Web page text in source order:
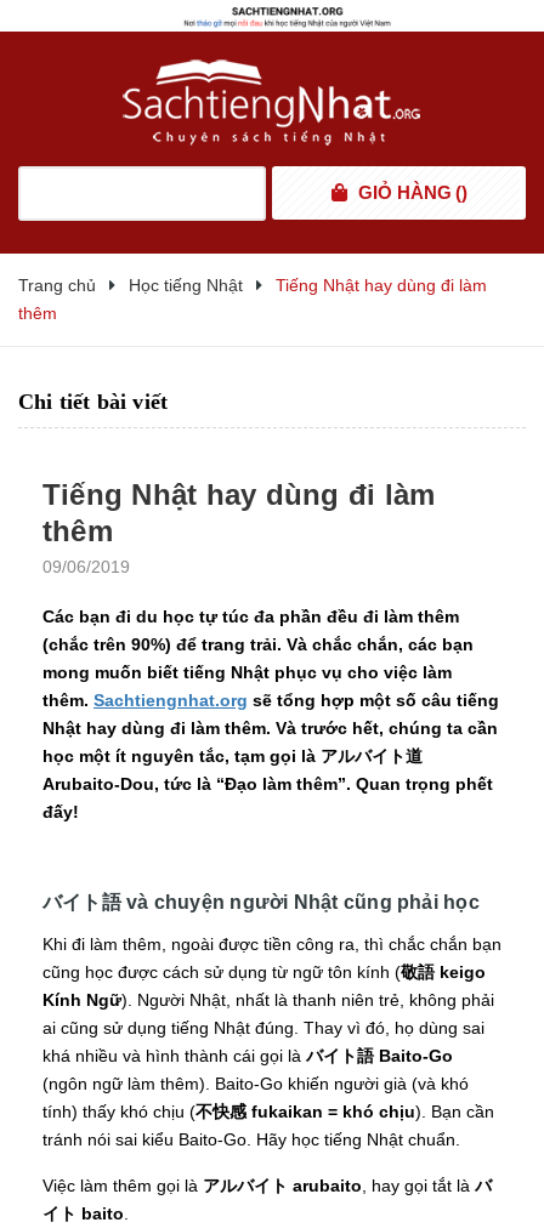
GIỎ HÀNG ()
Trang chủ Học tiếng Nhật
Tiếng Nhật hay dùng đi làm
thêm
Chi tiết bài viết
Tiếng Nhật hay dùng đi làm
thêm
09/06/2019
Các bạn đi du học tự túc đa phần đều đi làm thêm
(chắc trên 90%) để trang trải. Và chắc chắn, các bạn
mong muốn biết tiếng Nhật phục vụ cho việc làm
thêm. Sachtiengnhat.org sẽ tổng hợp một số câu tiếng
Nhật hay dùng đi làm thêm. Và trước hết, chúng ta cần
học một ít nguyên tắc, tạm gọi là アルバイト道
Arubaito-Dou, tức là “Đạo làm thêm”. Quan trọng phết
đấy!
バイト語và chuyện người Nhật cũng phải học
Khi đi làm thêm, ngoài được tiền công ra, thì chắc chắn bạn
cũng học được cách sử dụng từ ngữ tôn kính (敬語 keigo
Kính Ngữ). Người Nhật, nhất là thanh niên trẻ, không phải
ai cũng sử dụng tiếng Nhật đúng. Thay vì đó, họ dùng sai
khá nhiều và hình thành cái gọi là バイト語 Baito-Go
(ngôn ngữ làm thêm). Baito-Go khiến người già (và khó
tính) thấy khó chịu (不快感 fukaikan = khó chịu). Bạn cần
tránh nói sai kiểu Baito-Go. Hãy học tiếng Nhật chuẩn.
Việc làm thêm gọi là アルバイト arubaito , hay gọi tắt là バ
イト baito